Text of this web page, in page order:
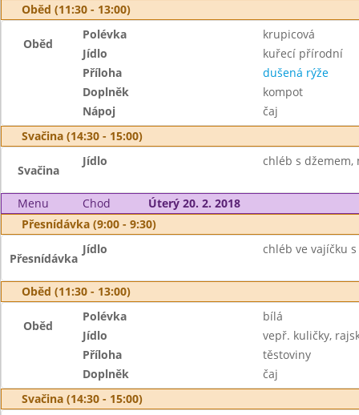
Oběd (11:30 - 13:00)
Oběd
Polévka
krupicová
Jídlo
kuřecí přírodní
Příloha
dušená rýže
Doplněk
kompot
Nápoj
čaj
Svačina (14:30 - 15:00)
Svačina
Jídlo chléb s džemem,
Menu Chod
Úterý 20. 2. 2018
Přesnídávka (9:00 - 9:30)
Přesnídávka
Jídlo chléb ve vajíčku
Oběd (11:30 - 13:00)
Oběd
Polévka
bílá
Jídlo
vepř. kuličky,
Příloha
těstoviny
Doplněk
čaj
Svačina (14:30 - 15:00)